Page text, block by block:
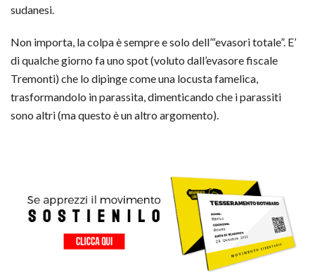
sudanesi.
Non importa, la colpa è sempre e solo dell’“evasori totale”. E’
di qualche giorno fa uno spot (voluto dall’evasore fiscale
Tremonti) che lo dipinge come una locusta famelica,
trasformandolo in parassita, dimenticando che i parassiti
sono altri (ma questo è un altro argomento).